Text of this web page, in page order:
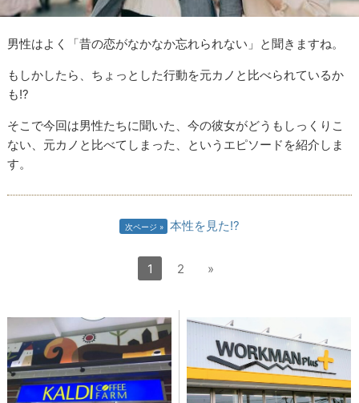
男性はよく「昔の恋がなかなか忘れられない」と聞きますね。
もしかしたら、ちょっとした行動を元カノと比べられているか
も!?
そこで今回は男性たちに聞いた、今の彼女がどうもしっくりこ
ない、元カノと比べてしまった、というエピソードを紹介しま
す。
次ページ 本性を見た!?
1 2 »